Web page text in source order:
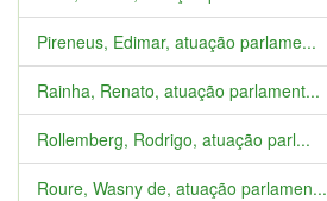
Pireneus, Edimar, atuação parlame...
Rainha, Renato, atuação parlament...
Rollemberg, Rodrigo, atuação parl...
Roure, Wasny de, atuação parlamen...